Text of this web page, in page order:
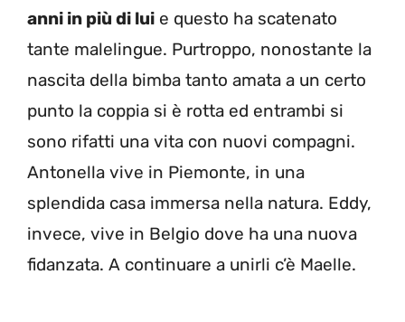
anni in più di lui e questo ha scatenato
tante malelingue. Purtroppo, nonostante la
nascita della bimba tanto amata a un certo
punto la coppia si è rotta ed entrambi si
sono rifatti una vita con nuovi compagni.
Antonella vive in Piemonte, in una
splendida casa immersa nella natura. Eddy,
invece, vive in Belgio dove ha una nuova
fidanzata. A continuare a unirli c’è Maelle.